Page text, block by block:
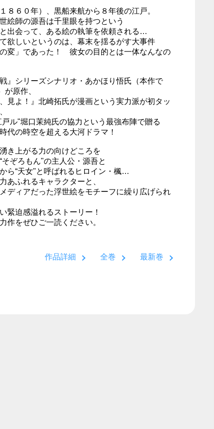
８６０年）、黒船来航から８年後の江戸。
絵師の源吾は千里眼を持つという
出会って、ある絵の執筆を依頼される…
欲しいというのは、幕末を揺るがす大事件
の変」であった！ 彼女の目的とは一体なんなの
戦』シリーズシナリオ・あかほり悟氏（本作で
が原作、
、見よ！』北崎拓氏が漫画という実力派が初タッ
戸ル"堀口茉純氏の協力という最強布陣で贈る
代の時空を超える大河ドラマ！
き上がる力の向けどころを
そぞろもん"の主人公・源吾と
ら“天女"と呼ばれるヒロイン・楓…
あふれるキャラクターと、
ディアだった浮世絵をモチーフに繰り広げられ
緊迫感溢れるストーリー！
作をぜひご一読ください。
作品詳細 全巻 最新巻